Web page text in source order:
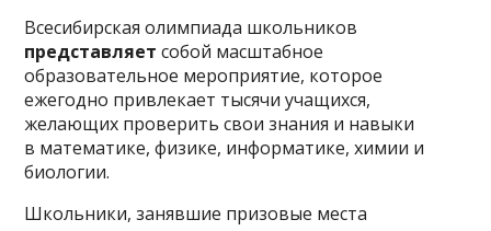
​​Всесибирская олимпиада школьников
представляет собой масштабное
образовательное мероприятие, которое
ежегодно привлекает тысячи учащихся,
желающих проверить свои знания и навыки
в математике, физике, информатике, химии и
биологии.
Школьники, занявшие призовые места